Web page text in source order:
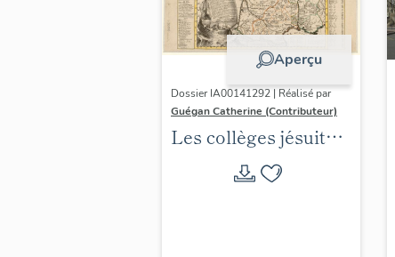
Aperçu
Dossier IA00141292 | Réalisé par
Guégan Catherine (Contributeur)
Les collèges jésuites
d'Ancien Régime
(1556-1763) dans la